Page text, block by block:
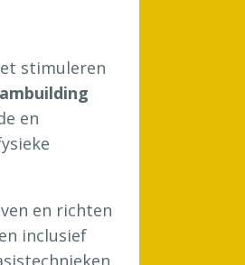
stimuleren
en
en richten
inclusief